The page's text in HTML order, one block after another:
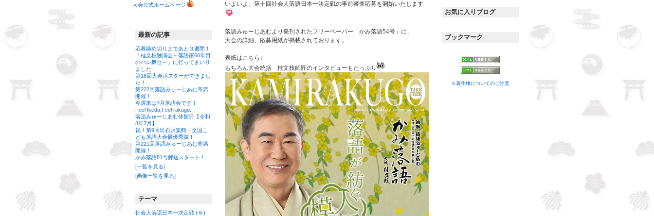
大会公式ホームページ
最新の記事
応募締め切りまであと３週間！
「桂文枝独演会～落語家60年目
のハレ舞台～」に行ってまいり
ました！
第18回大会ポスターができまし
た！
第222回落語みゅーじあむ寄席
開催！
今週末は7月落語会です！
Feel Ikeda,Feel rakugo.
落語みゅーじあむ休館日【令和
8年7月】
祝！第9回出石永楽館・全国こ
ども落語大会最優秀賞！
第221回落語みゅーじあむ寄席
開催！
かみ落語81号郵送スタート！
[一覧を見る]
[画像一覧を見る]
テーマ
社会人落語日本一決定戦 ( 6 )
いよいよ、第十回社会人落語日本一決定戦の事前審査応募を開始いたします
落語みゅーじあむより発刊されたフリーペーパー「かみ落語54号」に、
大会の詳細、応募用紙が掲載されております。
表紙はこちら↓
もちろん大会統括 桂文枝師匠のインタビューもたっぷり
お気に入りブログ
ブックマーク
※著作権についてのご注意